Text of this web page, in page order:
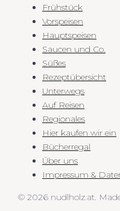
Frühstück
Vorspeisen
Hauptspeisen
Saucen und Co.
Süßes
Rezeptübersicht
Unterwegs
Auf Reisen
Regionales
Hier kaufen wir ein
Bücherregal
Über uns
Impressum &
© 2026 nudlholz.at.